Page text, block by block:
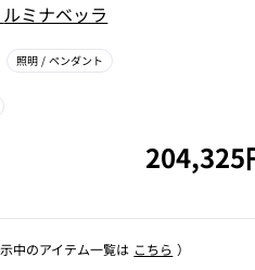
ルミナベッラ
照明/ ペンダント
204,325
中のアイテム⼀覧は こちら ）